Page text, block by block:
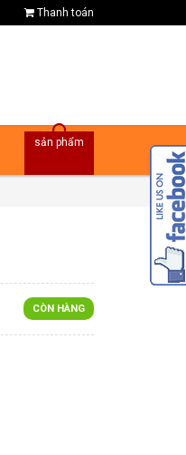
Thanh toán
sản phẩm
CÒN HÀNG